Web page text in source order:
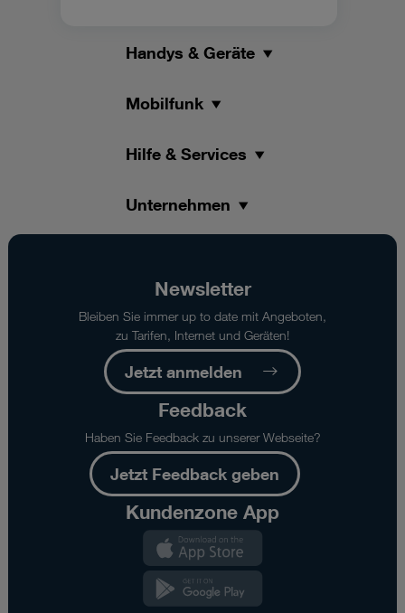
Handys & Geräte
Mobilfunk
Hilfe & Services
Unternehmen
Newsletter
Bleiben Sie immer up to date mit Angeboten,
zu Tarifen, Internet und Geräten!
Jetzt anmelden
Feedback
Haben Sie Feedback zu unserer Webseite?
Jetzt Feedback geben
Kundenzone App